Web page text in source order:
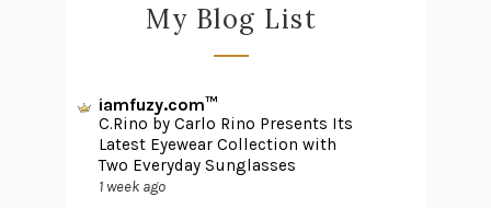
My Blog List
iamfuzy.com™
C.Rino by Carlo Rino Presents Its
Latest Eyewear Collection with
Two Everyday Sunglasses
1 week ago